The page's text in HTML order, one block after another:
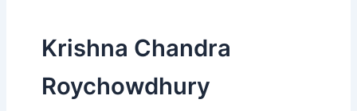
Krishna Chandra
Roychowdhury